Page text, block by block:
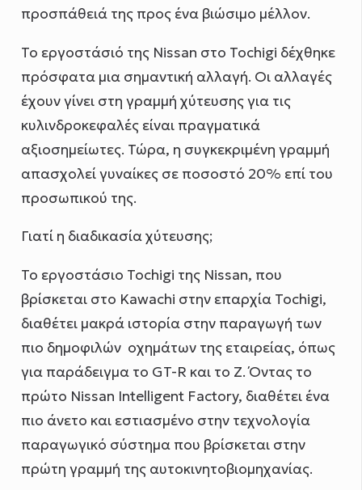
προσπάθειά της προς ένα βιώσιμο μέλλον.
Το εργοστάσιό της Nissan στο Tochigi δέχθηκε
πρόσφατα μια σημαντική αλλαγή. Οι αλλαγές
έχουν γίνει στη γραμμή χύτευσης για τις
κυλινδροκεφαλές είναι πραγματικά
αξιοσημείωτες. Τώρα, η συγκεκριμένη γραμμή
απασχολεί γυναίκες σε ποσοστό 20% επί του
προσωπικού της.
Γιατί η διαδικασία χύτευσης;
Το εργοστάσιο Tochigi της Nissan, που
βρίσκεται στο Kawachi στην επαρχία Tochigi,
διαθέτει μακρά ιστορία στην παραγωγή των
πιο δημοφιλών οχημάτων της εταιρείας, όπως
για παράδειγμα το GT-R και το Z. Όντας το
πρώτο Nissan Intelligent Factory, διαθέτει ένα
πιο άνετο και εστιασμένο στην τεχνολογία
παραγωγικό σύστημα που βρίσκεται στην
πρώτη γραμμή της αυτοκινητοβιομηχανίας.